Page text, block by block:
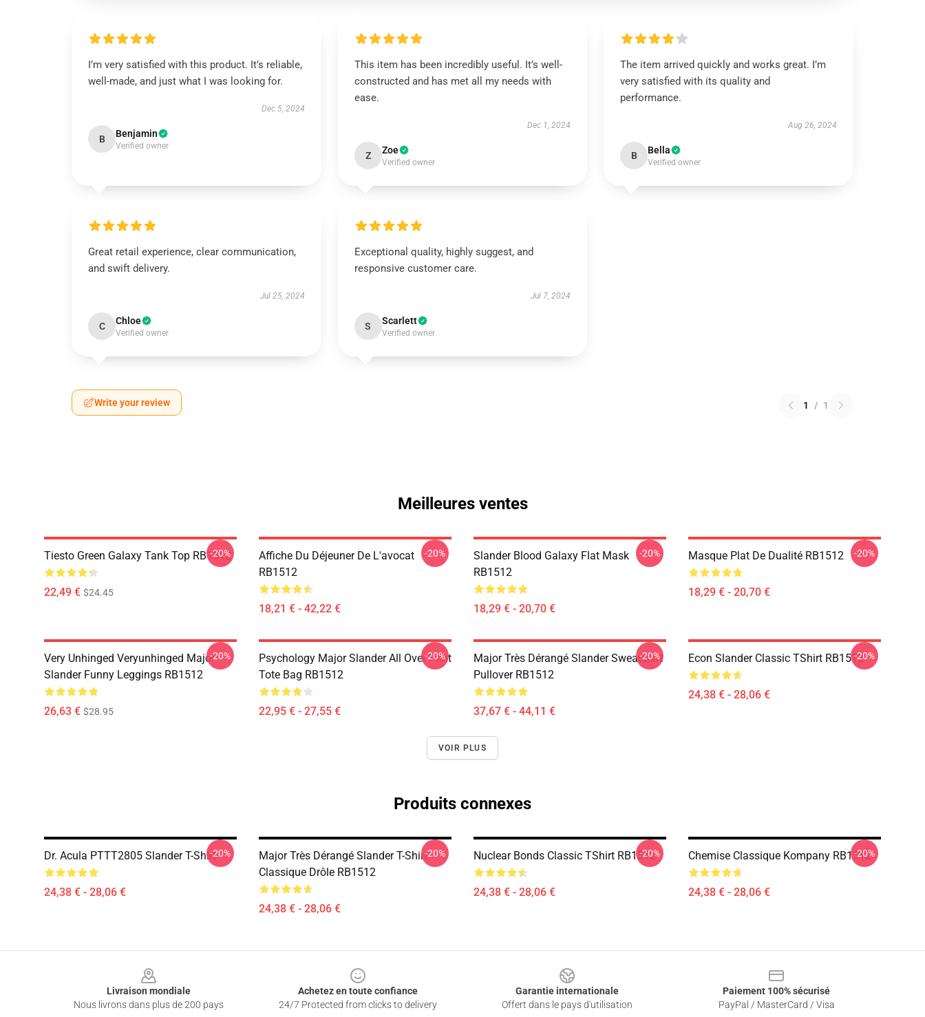
I’m very satisfied with this product. It’s reliable,
well-made, and just what I was looking for.
Dec 5, 2024
B Benjamin
Verified owner
This item has been incredibly useful. It’s well-
constructed and has met all my needs with
ease.
Dec 1, 2024
Z Zoe
Verified owner
The item arrived quickly and works great. I’m
very satisfied with its quality and
performance.
Aug 26, 2024
B Bella
Verified owner
Great retail experience, clear communication,
and swift delivery.
Jul 25, 2024
C Chloe
Verified owner
Exceptional quality, highly suggest, and
responsive customer care.
Jul 7, 2024
S Scarlett
Verified owner
Write your review 1 / 1
Meilleures ventes
Tiesto Green Galaxy Tank Top RB1512
22,49 € $24.45
-20%
Affiche Du Déjeuner De L'avocat
RB1512
18,21 € - 42,22 €
-20%
Slander Blood Galaxy Flat Mask
RB1512
18,29 € - 20,70 €
-20% Masque Plat De Dualité RB1512
18,29 € - 20,70 €
-20%
Very Unhinged Veryunhinged Major
Slander Funny Leggings RB1512
26,63 € $28.95
-20%
Psychology Major Slander All Over Print
Tote Bag RB1512
22,95 € - 27,55 €
-20%
Major Très Dérangé Slander Sweatshirt
Pullover RB1512
37,67 € - 44,11 €
-20% Econ Slander Classic TShirt RB1512
24,38 € - 28,06 €
-20%
VOIR PLUS
Produits connexes
Dr. Acula PTTT2805 Slander T-Shirt
24,38 € - 28,06 €
-20%
Major Très Dérangé Slander T-Shirt
Classique Drôle RB1512
24,38 € - 28,06 €
-20% Nuclear Bonds Classic TShirt RB1512
24,38 € - 28,06 €
-20% Chemise Classique Kompany RB1512
24,38 € - 28,06 €
-20%
Livraison mondiale
Nous livrons dans plus de 200 pays
Achetez en toute confiance
24/7 Protected from clicks to delivery
Garantie internationale
Offert dans le pays d'utilisation
Paiement 100% sécurisé
PayPal / MasterCard / Visa